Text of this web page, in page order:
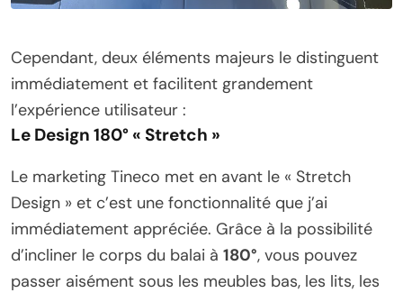
Cependant, deux éléments majeurs le distinguent
immédiatement et facilitent grandement
l’expérience utilisateur :
Le Design 180° « Stretch »
Le marketing Tineco met en avant le « Stretch
Design » et c’est une fonctionnalité que j’ai
immédiatement appréciée. Grâce à la possibilité
d’incliner le corps du balai à 180°, vous pouvez
passer aisément sous les meubles bas, les lits, les